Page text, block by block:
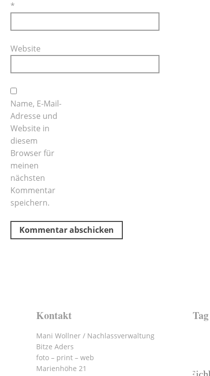
*
Website
Name, E-Mail-
Adresse und
Website in
diesem
Browser für
meinen
nächsten
Kommentar
speichern.
Kontakt
Mani Wollner / Nachlassverwaltung
Bitze Aders
foto – print – web
Marienhöhe 21